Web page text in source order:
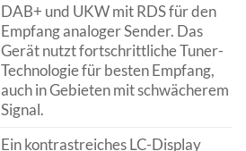
DAB+ und UKW mit RDS für den
Empfang analoger Sender. Das
Gerät nutzt fortschrittliche Tuner-
Technologie für besten Empfang,
auch in Gebieten mit schwächerem
Signal.
Ein kontrastreiches LC-Display